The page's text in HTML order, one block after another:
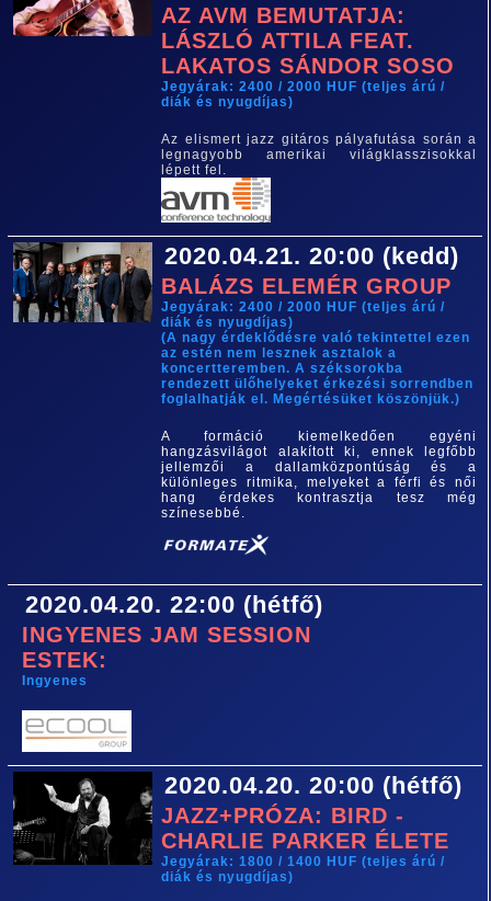
AZ AVM BEMUTATJA:
LÁSZLÓ ATTILA FEAT.
LAKATOS SÁNDOR SOSO
Jegyárak: 2400 / 2000 HUF (teljes árú /
diák és nyugdíjas)
Az elismert jazz gitáros pályafutása során a
legnagyobb amerikai világklasszisokkal
lépett fel.
2020.04.21. 20:00 (kedd)
BALÁZS ELEMÉR GROUP
Jegyárak: 2400 / 2000 HUF (teljes árú /
diák és nyugdíjas)
(A nagy érdeklődésre való tekintettel ezen
az estén nem lesznek asztalok a
koncertteremben. A széksorokba
rendezett ülőhelyeket érkezési sorrendben
foglalhatják el. Megértésüket köszönjük.)
A formáció kiemelkedően egyéni
hangzásvilágot alakított ki, ennek legfőbb
jellemzői a dallamközpontúság és a
különleges ritmika, melyeket a férfi és női
hang érdekes kontrasztja tesz még
színesebbé.
2020.04.20. 22:00 (hétfő)
INGYENES JAM SESSION
ESTEK:
Ingyenes
2020.04.20. 20:00 (hétfő)
JAZZ+PRÓZA: BIRD -
CHARLIE PARKER ÉLETE
Jegyárak: 1800 / 1400 HUF (teljes árú /
diák és nyugdíjas)